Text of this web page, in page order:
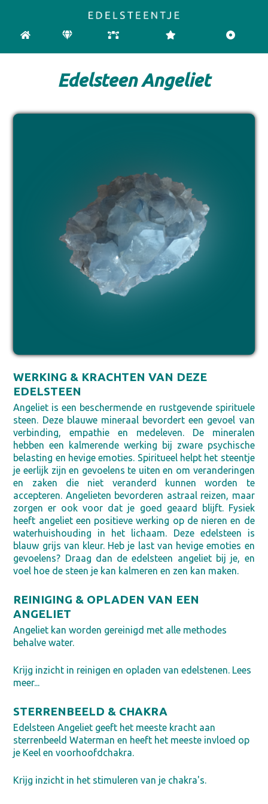
Edelsteen Angeliet
WERKING & KRACHTEN VAN DEZE
EDELSTEEN
Angeliet is een beschermende en rustgevende spirituele
steen. Deze blauwe mineraal bevordert een gevoel van
verbinding, empathie en medeleven. De mineralen
hebben een kalmerende werking bij zware psychische
belasting en hevige emoties. Spiritueel helpt het steentje
je eerlijk zijn en gevoelens te uiten en om veranderingen
en zaken die niet veranderd kunnen worden te
accepteren. Angelieten bevorderen astraal reizen, maar
zorgen er ook voor dat je goed geaard blijft. Fysiek
heeft angeliet een positieve werking op de nieren en de
waterhuishouding in het lichaam. Deze edelsteen is
blauw grijs van kleur. Heb je last van hevige emoties en
gevoelens? Draag dan de edelsteen angeliet bij je, en
voel hoe de steen je kan kalmeren en zen kan maken.
REINIGING & OPLADEN VAN EEN
ANGELIET
Angeliet kan worden gereinigd met alle methodes
behalve water.
Krijg inzicht in reinigen en opladen van edelstenen. Lees
meer...
STERRENBEELD & CHAKRA
Edelsteen Angeliet geeft het meeste kracht aan
sterrenbeeld Waterman en heeft het meeste invloed op
je Keel en voorhoofdchakra.
Krijg inzicht in het stimuleren van je chakra's.